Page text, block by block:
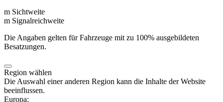
m Sichtweite
m Signalreichweite
Die Angaben gelten für Fahrzeuge mit zu 100% ausgebildeten
Besatzungen.
Region wählen
Die Auswahl einer anderen Region kann die Inhalte der Website
beeinflussen.
Europa: